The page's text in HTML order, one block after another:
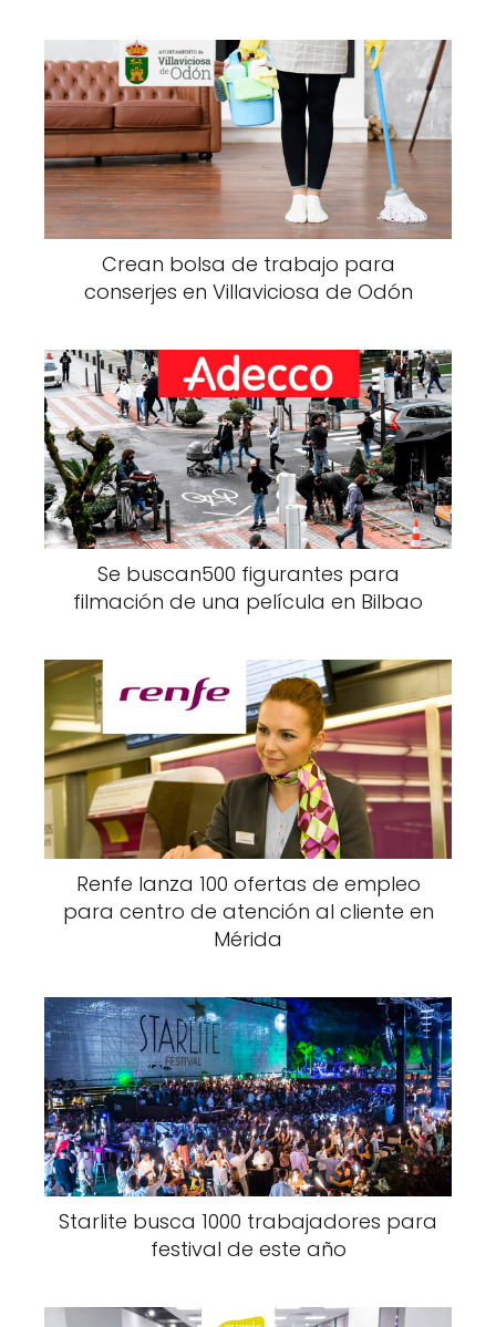
Crean bolsa de trabajo para
conserjes en Villaviciosa de Odón
Se buscan500 figurantes para
filmación de una película en Bilbao
Renfe lanza 100 ofertas de empleo
para centro de atención al cliente en
Mérida
Starlite busca 1000 trabajadores para
festival de este año